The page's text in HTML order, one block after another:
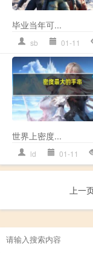
毕业当年可...
sb 01-11
世界上密度...
ld 01-11
上一